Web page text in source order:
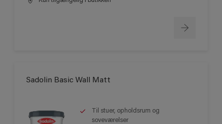
Sadolin Basic Wall Matt
Til stuer, opholdsrum og
soveværelser